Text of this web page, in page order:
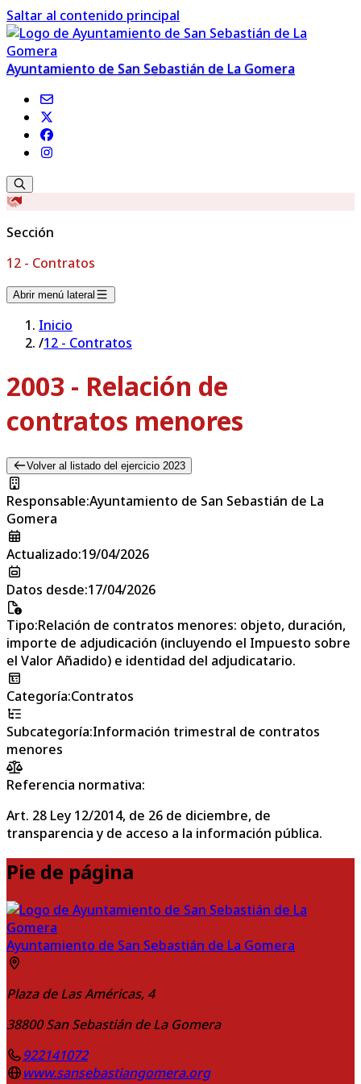
Saltar al contenido principal
Ayuntamiento de San Sebastián de La Gomera
Sección
12 - Contratos
Abrir menú lateral
Inicio
/12 - Contratos
2003 - Relación de
contratos menores
Volver al listado del ejercicio 2023
Responsable:Ayuntamiento de San Sebastián de La
Gomera
Actualizado:19/04/2026
Datos desde:17/04/2026
Tipo:Relación de contratos menores: objeto, duración,
importe de adjudicación (incluyendo el Impuesto sobre
el Valor Añadido) e identidad del adjudicatario.
Categoría:Contratos
Subcategoría:Información trimestral de contratos
menores
Referencia normativa:
Art. 28 Ley 12/2014, de 26 de diciembre, de
transparencia y de acceso a la información pública.
Pie de página
Ayuntamiento de San Sebastián de La Gomera
Plaza de Las Américas, 4
38800 San Sebastián de La Gomera
922141072
www.sansebastiangomera.org